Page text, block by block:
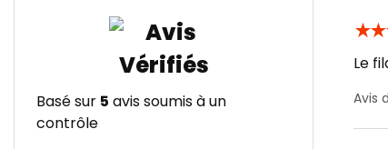
Basé sur 5 avis soumis à un
contrôle
★★
Le
Avis